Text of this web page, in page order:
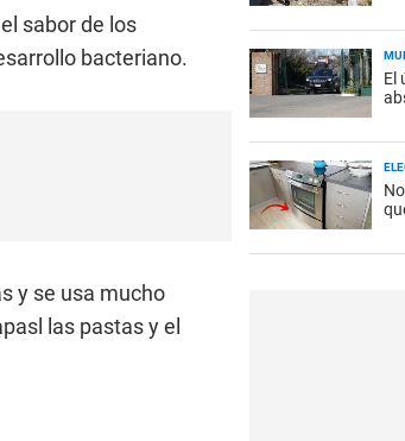
sabor de los
bacteriano.
y se usa mucho
las pastas y el
El